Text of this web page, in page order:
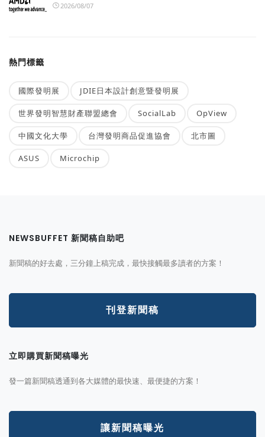
2026/08/07
熱門標籤
國際發明展 JDIE日本設計創意暨發明展
世界發明智慧財產聯盟總會 SocialLab OpView
中國文化大學 台灣發明商品促進協會 北市圖
ASUS Microchip
NEWSBUFFET 新聞稿自助吧
新聞稿的好去處，三分鐘上稿完成，最快接觸最多讀者的方案！
刊登新聞稿
立即購買新聞稿曝光
發一篇新聞稿透通到各大媒體的最快速、最便捷的方案！
讓新聞稿曝光